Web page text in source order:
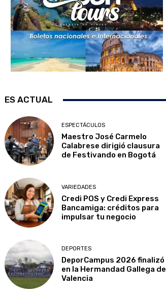
ES ACTUAL
ESPECTÁCULOS
Maestro José Carmelo
Calabrese dirigió clausura
de Festivando en Bogotá
VARIEDADES
Credi POS y Credi Express
Bancamiga: créditos para
impulsar tu negocio
DEPORTES
DeporCampus 2026 finalizó
en la Hermandad Gallega de
Valencia